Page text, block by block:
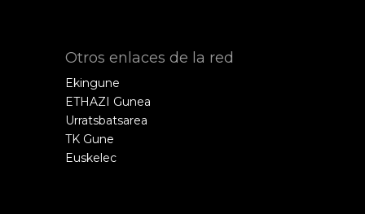
Otros enlaces de la red
Ekingune
ETHAZI Gunea
Urratsbatsarea
TK Gune
Euskelec